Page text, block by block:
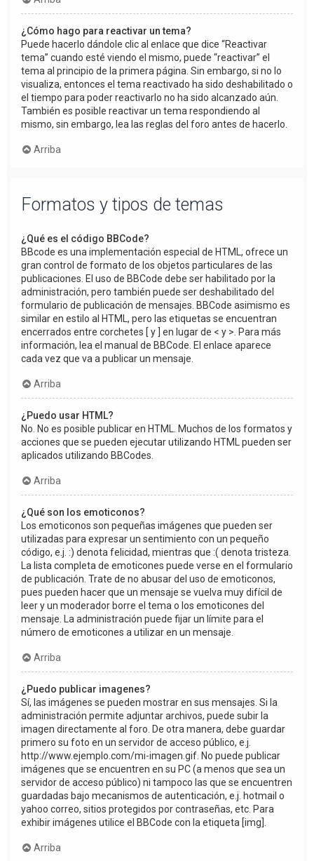
¿Cómo hago para reactivar un tema?
Puede hacerlo dándole clic al enlace que dice “Reactivar
tema” cuando esté viendo el mismo, puede “reactivar” el
tema al principio de la primera página. Sin embargo, si no lo
visualiza, entonces el tema reactivado ha sido deshabilitado o
el tiempo para poder reactivarlo no ha sido alcanzado aún.
También es posible reactivar un tema respondiendo al
mismo, sin embargo, lea las reglas del foro antes de hacerlo.
Arriba
Formatos y tipos de temas
¿Qué es el código BBCode?
BBcode es una implementación especial de HTML, ofrece un
gran control de formato de los objetos particulares de las
publicaciones. El uso de BBCode debe ser habilitado por la
administración, pero también puede ser deshabilitado del
formulario de publicación de mensajes. BBCode asimismo es
similar en estilo al HTML, pero las etiquetas se encuentran
encerrados entre corchetes [ y ] en lugar de < y >. Para más
información, lea el manual de BBCode. El enlace aparece
cada vez que va a publicar un mensaje.
Arriba
¿Puedo usar HTML?
No. No es posible publicar en HTML. Muchos de los formatos y
acciones que se pueden ejecutar utilizando HTML pueden ser
aplicados utilizando BBCodes.
Arriba
¿Qué son los emoticonos?
Los emoticonos son pequeñas imágenes que pueden ser
utilizadas para expresar un sentimiento con un pequeño
código, e.j. :) denota felicidad, mientras que :( denota tristeza.
La lista completa de emoticones puede verse en el formulario
de publicación. Trate de no abusar del uso de emoticonos,
pues pueden hacer que un mensaje se vuelva muy difícil de
leer y un moderador borre el tema o los emoticones del
mensaje. La administración puede fijar un límite para el
número de emoticones a utilizar en un mensaje.
Arriba
¿Puedo publicar imagenes?
Sí, las imágenes se pueden mostrar en sus mensajes. Si la
administración permite adjuntar archivos, puede subir la
imagen directamente al foro. De otra manera, debe guardar
primero su foto en un servidor de acceso público, e.j.
http://www.ejemplo.com/mi-imagen.gif. No puede publicar
imágenes que se encuentren en su PC (a menos que sea un
servidor de acceso público) ni tampoco las que se encuentren
guardadas bajo mecanismos de autenticación, e.j. hotmail o
yahoo correo, sitios protegidos por contraseñas, etc. Para
exhibir imágenes utilice el BBCode con la etiqueta [img].
Arriba